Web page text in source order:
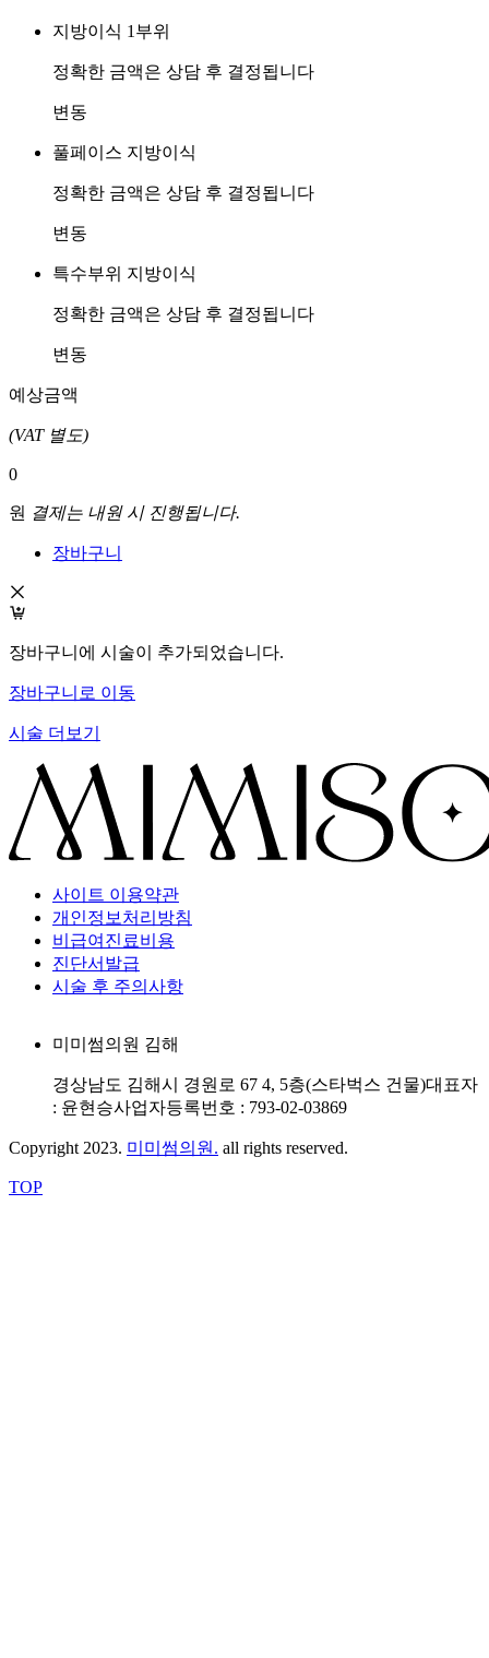
지방이식 1부위
정확한 금액은 상담 후 결정됩니다
변동
풀페이스 지방이식
정확한 금액은 상담 후 결정됩니다
변동
특수부위 지방이식
정확한 금액은 상담 후 결정됩니다
변동
예상금액
(VAT 별도)
0
원 결제는 내원 시 진행됩니다.
장바구니
장바구니에 시술이 추가되었습니다.
장바구니로 이동
시술 더보기
사이트 이용약관
개인정보처리방침
비급여진료비용
진단서발급
시술 후 주의사항
미미썸의원 김해
경상남도 김해시 경원로 67 4, 5층(스타벅스 건물)대표자
: 윤현승사업자등록번호 : 793-02-03869
Copyright 2023. 미미썸의원. all rights reserved.
TOP